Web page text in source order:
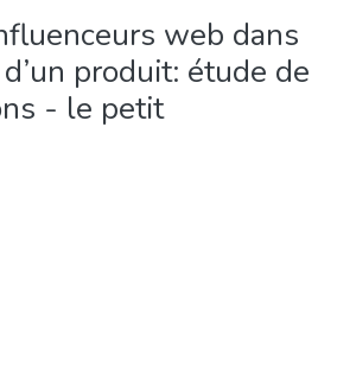
web dans
produit: étude de
- le petit